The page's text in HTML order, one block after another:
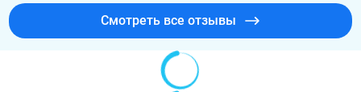
Смотреть все отзывы